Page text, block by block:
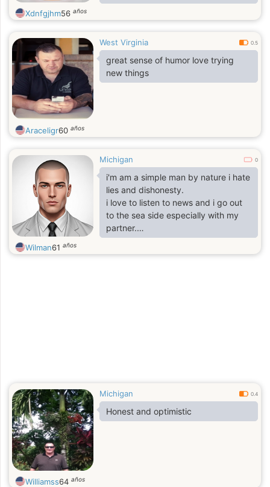
Xdnfgjhm56 años
West Virginia 0.5
great sense of humor love trying
new things
Araceligr60 años
Michigan 0
i'm am a simple man by nature i hate
lies and dishonesty.
i love to listen to news and i go out
to the sea side especially with my
partner.
i'm here looking for the one which i
will spend the rest of my life with.
Wilman61 años
Michigan 0.4
Honest and optimistic
Williamss64 años